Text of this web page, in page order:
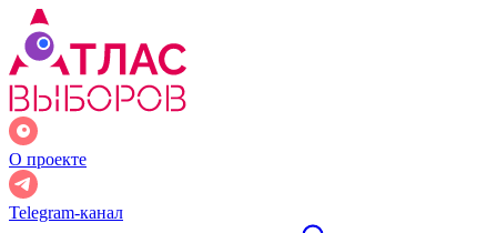
О проекте
Telegram-канал